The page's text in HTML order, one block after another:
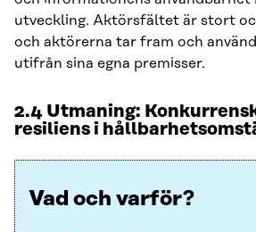
utveckling. Aktörsfältet är stort
och aktörerna tar fram och
utifrån sina egna premisser.
2.4 Utmaning:
resiliens i
Vad och varför?